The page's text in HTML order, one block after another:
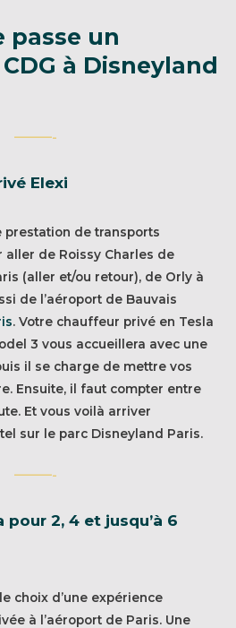
passe un
à Disneyland
———-
Elexi
prestation de transports
aller de Roissy Charles de
(aller et/ou retour), de Orly à
de l’aéroport de Bauvais
. Votre chauffeur privé en Tesla
3 vous accueillera avec une
il se charge de mettre vos
Ensuite, il faut compter entre
Et vous voilà arriver
sur le parc Disneyland Paris.
———-
pour 2, 4 et jusqu’à 6
choix d’une expérience
à l’aéroport de Paris. Une